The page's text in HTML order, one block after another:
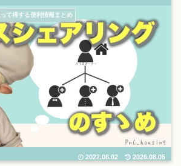
て得する便利情報まとめ
2022.08.02 2026.08.05